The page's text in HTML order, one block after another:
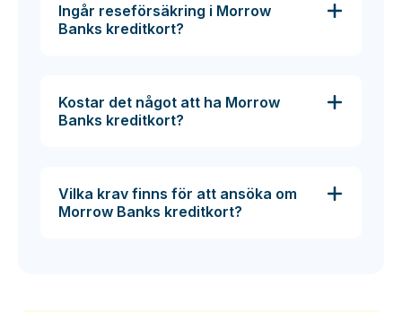
Ingår reseförsäkring i Morrow
Banks kreditkort?
Kostar det något att ha Morrow
Banks kreditkort?
Vilka krav finns för att ansöka om
Morrow Banks kreditkort?